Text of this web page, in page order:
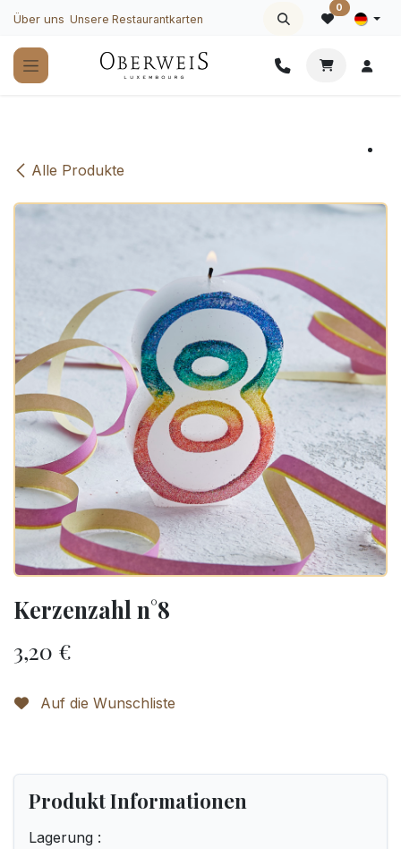
Zum Inhalt springen
Über uns Unsere Restaurantkarten
0
Alle Produkte
Kerzenzahl n°8
3,20 €
Auf die Wunschliste
Produkt Informationen
Lagerung :